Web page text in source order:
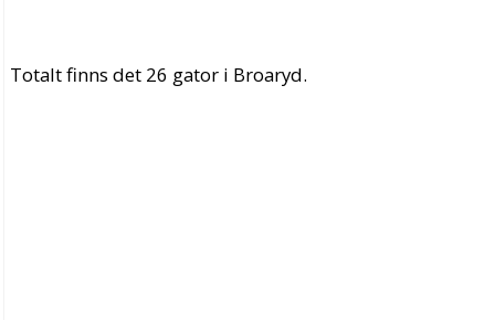
Totalt finns det 26 gator i Broaryd.